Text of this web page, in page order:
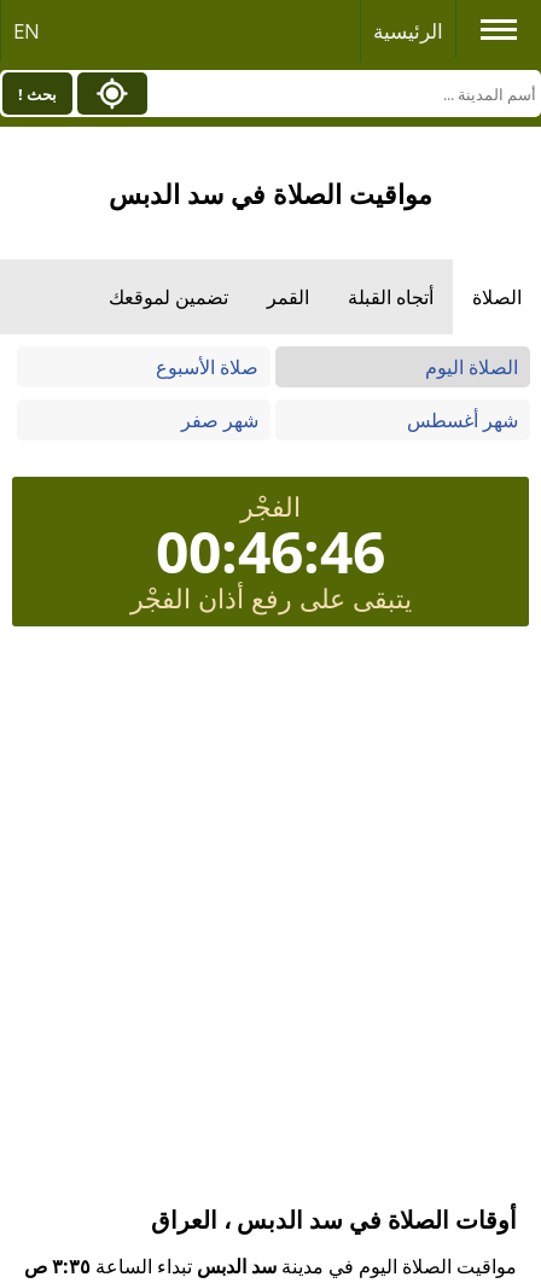
الرئيسية EN
بحث !
مواقيت الصلاة في سد الدبس
الصلاة أتجاه القبلة القمر تضمين لموقعك
الصلاة اليوم
صلاة الأسبوع
شهر أغسطس
شهر صفر
الفجْر
00:46:45
يتبقى على رفع أذان الفجْر
أوقات الصلاة في سد الدبس ، العراق
مواقيت الصلاة اليوم في مدينة سد الدبس تبداء الساعة ٣:٣٥ ص